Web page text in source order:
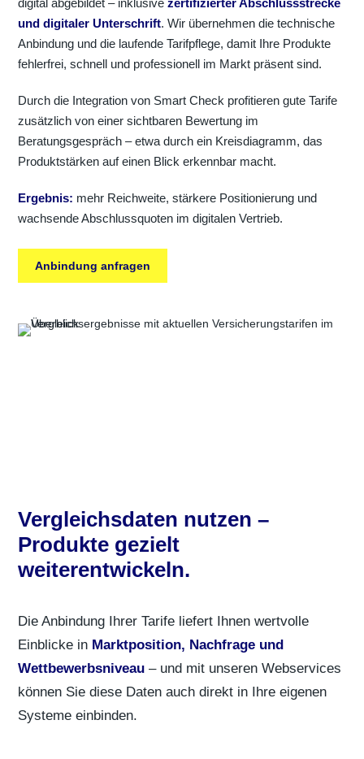
digital abgebildet – inklusivezertifizierter Abschlussstrecke
und digitaler Unterschrift. Wir übernehmen die technische
Anbindung und die laufende Tarifpflege, damit Ihre Produkte
fehlerfrei, schnell und professionell im Markt präsent sind.
Durch die Integration von Smart Check profitieren gute Tarife
zusätzlich von einer sichtbaren Bewertung im
Beratungsgespräch – etwa durch ein Kreisdiagramm, das
Produktstärken auf einen Blick erkennbar macht.
Ergebnis: mehr Reichweite, stärkere Positionierung und
wachsende Abschlussquoten im digitalen Vertrieb.
Anbindung anfragen
Vergleichsdaten nutzen –
Produkte gezielt
weiterentwickeln.
Die Anbindung Ihrer Tarife liefert Ihnen wertvolle
Einblicke in Marktposition, Nachfrage und
Wettbewerbsniveau – und mit unseren Webservices
können Sie diese Daten auch direkt in Ihre eigenen
Systeme einbinden.